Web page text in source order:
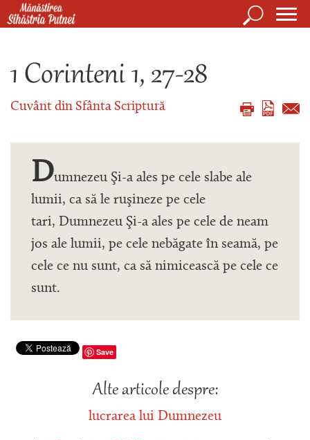
Mergi la conţinutul principal
Căutare
1 Corinteni 1, 27-28
Cuvânt din Sfânta Scriptură
Dumnezeu Şi-a ales pe cele slabe ale
lumii, ca să le ruşineze pe cele
tari, Dumnezeu Şi-a ales pe cele de neam
jos ale lumii, pe cele nebăgate în seamă, pe
cele ce nu sunt, ca să nimicească pe cele ce
sunt.
Save
Alte articole despre:
lucrarea lui Dumnezeu